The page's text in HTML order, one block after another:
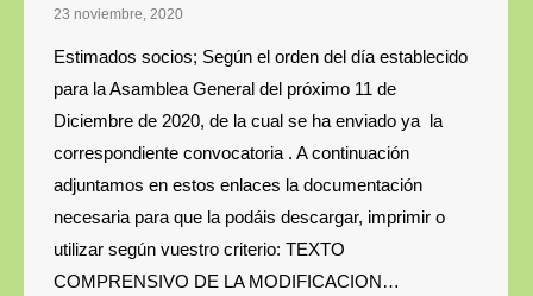
23 noviembre, 2020
Estimados socios; Según el orden del día establecido
para la Asamblea General del próximo 11 de
Diciembre de 2020, de la cual se ha enviado ya la
correspondiente convocatoria . A continuación
adjuntamos en estos enlaces la documentación
necesaria para que la podáis descargar, imprimir o
utilizar según vuestro criterio: TEXTO
COMPRENSIVO DE LA MODIFICACION…